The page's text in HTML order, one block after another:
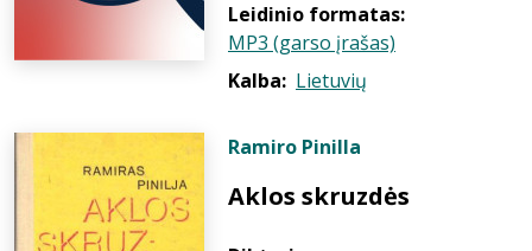
Leidinio formatas:
MP3 (garso įrašas)
Kalba: Lietuvių
Ramiro Pinilla
Aklos skruzdės